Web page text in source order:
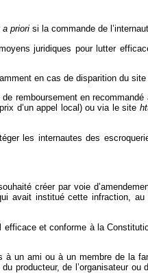
a priorisi la commande de
juridiques pour lutter
en cas de disparition du site
remboursement en
d’un appel local) ou via le site
les internautes des
créer par voie
avait institué cette infraction,
et conforme à la
à un ami ou à un membre de
producteur, de l’organisateur